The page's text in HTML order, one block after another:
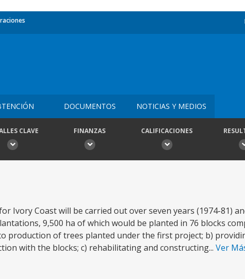
DOCUMENTOS NOTICIAS Y MEDIOS
CLAVE FINANZAS CALIFICACIONES
Ivory Coast will be carried out over seven years (1974-81)
9,500 ha of which would be planted in 76 blocks
production of trees planted under the first project; b)
with the blocks; c) rehabilitating and constructing... Ver